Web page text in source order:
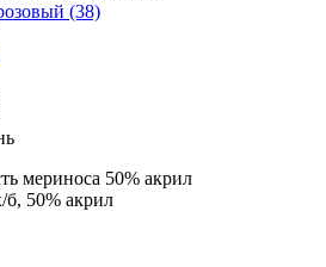
(38)
мериноса 50% акрил
б, 50% акрил